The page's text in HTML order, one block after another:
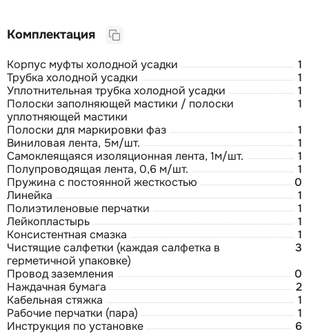
Комплектация
Корпус муфты холодной усадки
1
Трубка холодной усадки
1
Уплотнительная трубка холодной усадки
1
Полоски заполняющей мастики / полоски
уплотняющей мастики
1
Полоски для маркировки фаз
1
Виниловая лента, 5м/шт.
1
Самоклеящаяся изоляционная лента, 1м/шт.
1
Полупроводящая лента, 0,6 м/шт.
1
Пружина с постоянной жесткостью
0
Линейка
1
Полиэтиленовые перчатки
1
Лейкопластырь
1
Консистентная смазка
1
Чистящие салфетки (каждая салфетка в
герметичной упаковке)
3
Провод заземления
0
Наждачная бумага
2
Кабельная стяжка
1
Рабочие перчатки (пара)
1
Инструкция по установке
6